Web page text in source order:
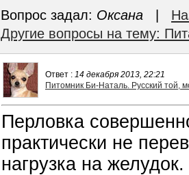
Вопрос задал: Оксана
Другие вопросы на тему:
Ответ : 14 декабря 2013, 22:21
Питомник Би-Наталь. Русский той,
Перловка
практически не
нагрузка на желудок.